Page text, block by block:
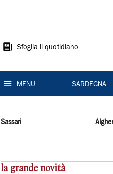
Sardegna
Sfoglia il quotidiano
MENU SARDEGNA
Sassari
la grande novità